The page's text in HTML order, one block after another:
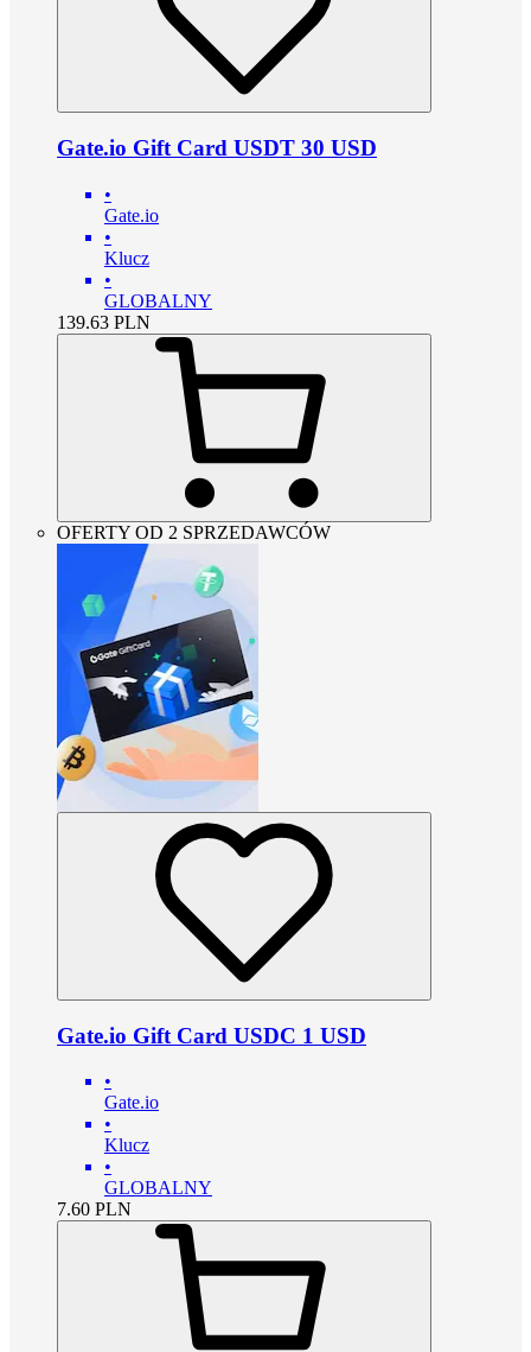
Gate.io Gift Card USDT 30 USD
•
Gate.io
•
Klucz
•
GLOBALNY
139.63 PLN
OFERTY OD 2 SPRZEDAWCÓW
Gate.io Gift Card USDC 1 USD
•
Gate.io
•
Klucz
•
GLOBALNY
7.60 PLN